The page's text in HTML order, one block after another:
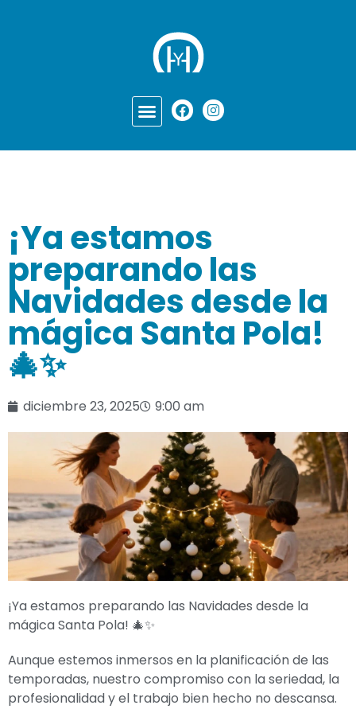
¡Ya estamos
preparando las
Navidades desde la
mágica Santa Pola!
🎄✨
diciembre 23, 2025 9:00 am
¡Ya estamos preparando las Navidades desde la
mágica Santa Pola! 🎄✨
Aunque estemos inmersos en la planificación de las
temporadas, nuestro compromiso con la seriedad, la
profesionalidad y el trabajo bien hecho no descansa.